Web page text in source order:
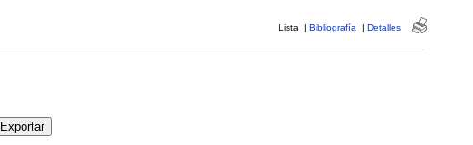
Lista | Bibliografía | Detalles
Exportar